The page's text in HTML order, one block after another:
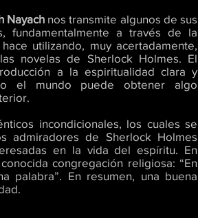
Nayach nos transmite algunos de sus
fundamentalmente a través de la
utilizando, muy acertadamente,
novelas de Sherlock Holmes. El
a la espiritualidad clara y
el mundo puede obtener algo
incondicionales, los cuales se
admiradores de Sherlock Holmes
en la vida del espíritu. En
congregación religiosa: “En
palabra”. En resumen, una buena